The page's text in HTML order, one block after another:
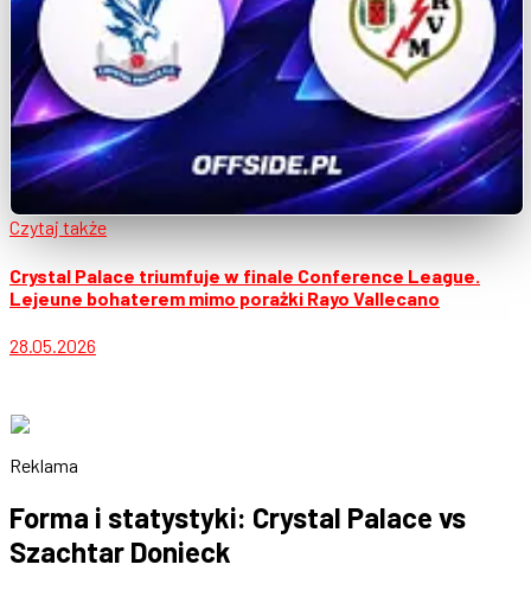
Czytaj także
Crystal Palace triumfuje w finale Conference League.
Lejeune bohaterem mimo porażki Rayo Vallecano
28.05.2026
Reklama
Forma i statystyki: Crystal Palace vs
Szachtar Donieck